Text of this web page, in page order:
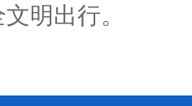
明出行。